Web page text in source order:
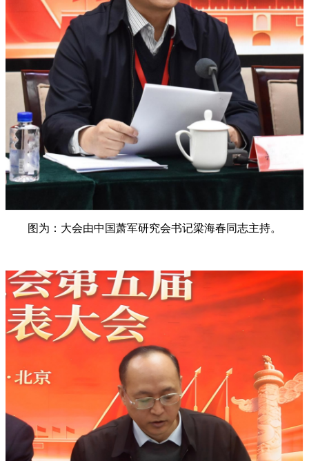
图为：大会由中国萧军研究会书记梁海春同志主持。